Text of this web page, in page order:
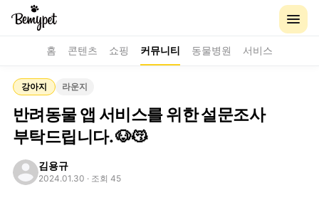
홈 콘텐츠 쇼핑 커뮤니티 동물병원 서비스
강아지 라운지
반려동물 앱 서비스를 위한 설문조사
부탁드립니다. 🐶😽
김용규
2024.01.30 · 조회 45